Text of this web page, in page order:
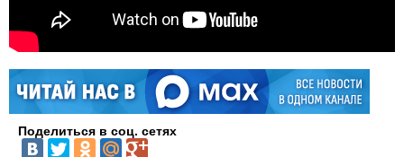
Поделиться в соц. сетях